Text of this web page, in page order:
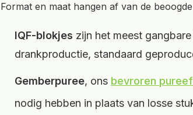
Format en maat hangen af van de
IQF-blokjes zijn het meest
drankproductie, standaard
Gemberpuree, ons bevroren
nodig hebben in plaats van losse